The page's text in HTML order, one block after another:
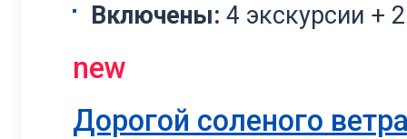
Включены: 4 экскурсии +
new
Дорогой соленого